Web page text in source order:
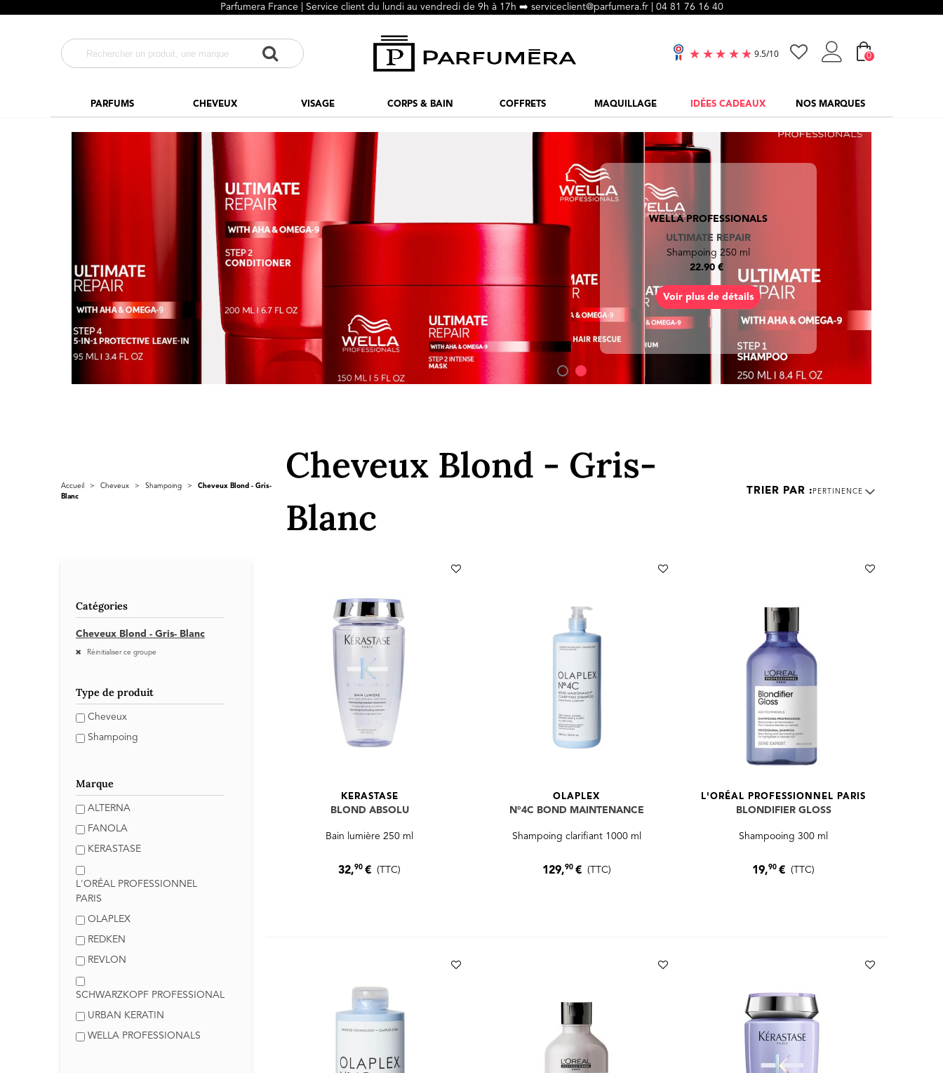
Parfumera France | Service client du lundi au vendredi de 9h à 17h ➡️ serviceclient@parfumera.fr | 04 81 76 16 40
0
PARFUMS CHEVEUX VISAGE CORPS & BAIN COFFRETS MAQUILLAGE IDÉES CADEAUX NOS MARQUES
L'ORÉAL PROFESSIONNEL PARIS
KERATIN ALPHA SLEEK
Soin transformatif lissant - 200ml
29.90 €
Voir plus de détails
Accueil > Cheveux > Shampoing >
Cheveux Blond - Gris-
Blanc
Cheveux Blond - Gris-
Blanc
PERTINENCE
Catégories
Cheveux Blond - Gris- Blanc
Réinitialiser ce groupe
Type de produit
Cheveux
Shampoing
Marque
ALTERNA
FANOLA
KERASTASE
L'ORÉAL PROFESSIONNEL
PARIS
OLAPLEX
REDKEN
REVLON
SCHWARZKOPF PROFESSIONAL
URBAN KERATIN
WELLA PROFESSIONALS
KERASTASE
BLOND ABSOLU
Bain lumière 250 ml
32,90€ (TTC)
OLAPLEX
N°4C BOND MAINTENANCE
Shampoing clarifiant 1000 ml
129,90 € (TTC)
L'ORÉAL PROFESSIONNEL PARIS
BLONDIFIER GLOSS
Shampooing 300 ml
19,90€ (TTC)